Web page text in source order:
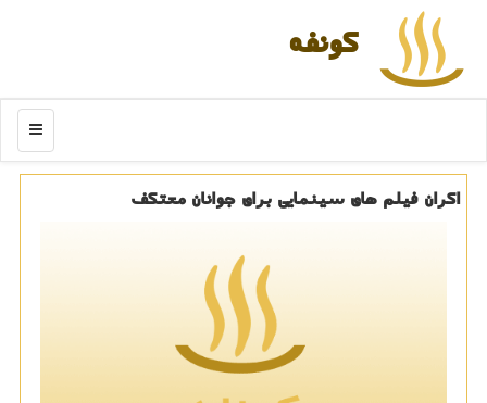
كونفه
منو
اکران فیلم های سینمایی برای جوانان معتکف